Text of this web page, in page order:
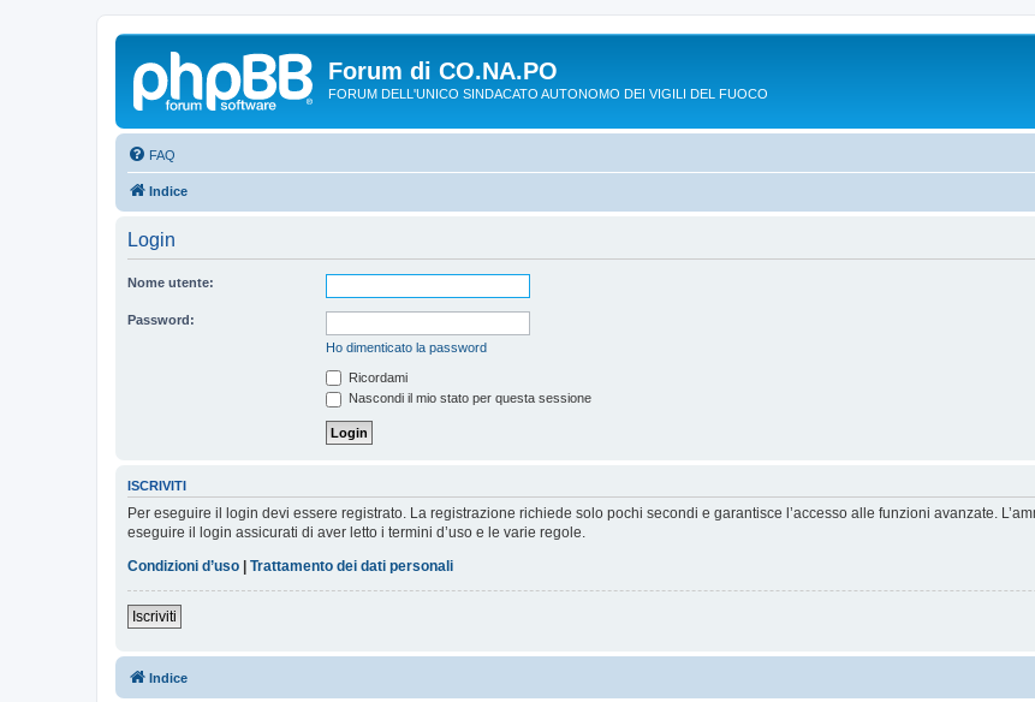
Forum di CO.NA.PO
FORUM DELL'UNICO SINDACATO AUTONOMO DEI VIGILI DEL FUOCO
FAQ
Indice
Login
Nome utente:
Password:
Ho dimenticato la password
Ricordami
Nascondi il mio stato per questa sessione
ISCRIVITI
Per eseguire il login devi essere registrato. La registrazione richiede solo pochi secondi e garantisce l’accesso alle funzioni avanzate.
eseguire il login assicurati di aver letto i termini d’uso e le varie regole.
Condizioni d’uso
Trattamento dei dati personali
Iscriviti
Indice